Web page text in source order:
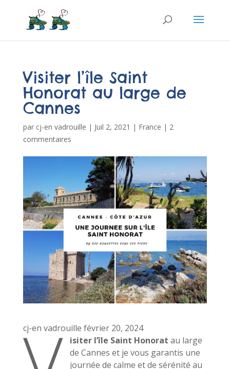
Visiter l’île Saint
Honorat au large de
Cannes
par cj-en vadrouille | Juil 2, 2021 | France | 2
commentaires
cj-en vadrouille février 20, 2024
isiter l’île Saint Honorat au large
de Cannes et je vous garantis une
journée de calme et de sérénité au